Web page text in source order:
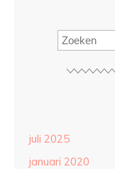
juli 2025
januari 2020